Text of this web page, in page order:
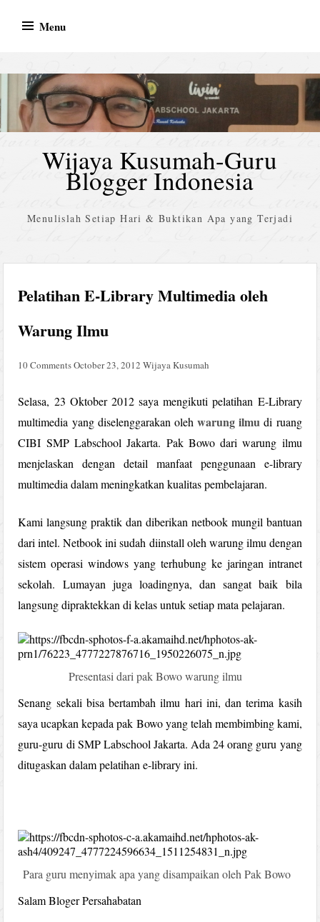
Menu
Wijaya Kusumah-Guru
Blogger Indonesia
Menulislah Setiap Hari & Buktikan Apa yang Terjadi
Pelatihan E-Library Multimedia oleh
Warung Ilmu
10 CommentsOctober 23, 2012 Wijaya Kusumah
Selasa, 23 Oktober 2012 saya mengikuti pelatihan E-Library
multimedia yang diselenggarakan olehwarung ilmu di ruang
CIBI SMP Labschool Jakarta. Pak Bowo dari warung ilmu
menjelaskan dengan detail manfaat penggunaan e-library
multimedia dalam meningkatkan kualitas pembelajaran.
Kami langsung praktik dan diberikan netbook mungil bantuan
dari intel. Netbook ini sudah diinstall oleh warung ilmu dengan
sistem operasi windows yang terhubung ke jaringan intranet
sekolah. Lumayan juga loadingnya, dan sangat baik bila
langsung dipraktekkan di kelas untuk setiap mata pelajaran.
Presentasi dari pak Bowo warung ilmu
Senang sekali bisa bertambah ilmu hari ini, dan terima kasih
saya ucapkan kepada pak Bowo yang telah membimbing kami,
guru-guru di SMP Labschool Jakarta. Ada 24 orang guru yang
ditugaskan dalam pelatihan e-library ini.
Para guru menyimak apa yang disampaikan oleh Pak Bowo
Salam Bloger Persahabatan